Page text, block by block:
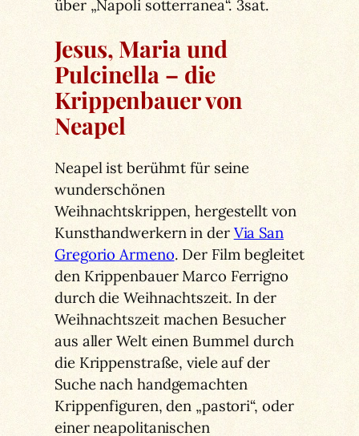
über „Napoli sotterranea“. 3sat.
Jesus, Maria und
Pulcinella – die
Krippenbauer von
Neapel
Neapel ist berühmt für seine
wunderschönen
Weihnachtskrippen, hergestellt von
Kunsthandwerkern in derVia San
Gregorio Armeno. Der Film begleitet
den Krippenbauer Marco Ferrigno
durch die Weihnachtszeit. In der
Weihnachtszeit machen Besucher
aus aller Welt einen Bummel durch
die Krippenstraße, viele auf der
Suche nach handgemachten
Krippenfiguren, den „pastori“, oder
einer neapolitanischen